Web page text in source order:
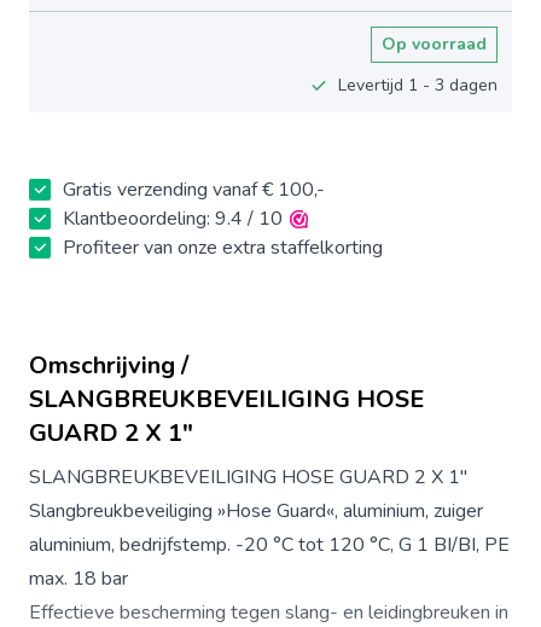
Op voorraad
Levertijd 1 - 3 dagen
Gratis verzending vanaf € 100,-
Klantbeoordeling: 9.4 / 10
Profiteer van onze extra staffelkorting
Omschrijving /
SLANGBREUKBEVEILIGING HOSE
GUARD 2 X 1"
SLANGBREUKBEVEILIGING HOSE GUARD 2 X 1"
Slangbreukbeveiliging »Hose Guard«, aluminium, zuiger
aluminium, bedrijfstemp. -20 °C tot 120 °C, G 1 BI/BI, PE
max. 18 bar
Effectieve bescherming tegen slang- en leidingbreuken in